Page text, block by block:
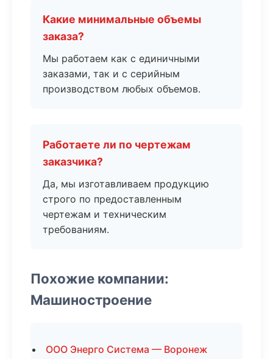
Какие минимальные объемы
заказа?
Мы работаем как с единичными
заказами, так и с серийным
производством любых объемов.
Работаете ли по чертежам
заказчика?
Да, мы изготавливаем продукцию
строго по предоставленным
чертежам и техническим
требованиям.
Похожие компании:
Машиностроение
ООО Энерго Система — Воронеж